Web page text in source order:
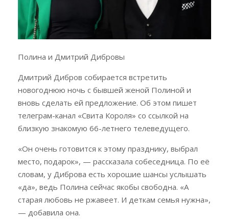
Полина и Дмитрий Дибровы
Дмитрий Дибров собирается встретить
новогоднюю ночь с бывшей женой Полиной и
вновь сделать ей предложение. Об этом пишет
телеграм-канал «Свита Короля» со ссылкой на
близкую знакомую 66-летнего телеведущего.
«Он очень готовится к этому празднику, выбрал
место, подарок», — рассказала собеседница. По её
словам, у Диброва есть хорошие шансы услышать
«да», ведь Полина сейчас якобы свободна. «А
старая любовь не ржавеет. И деткам семья нужна»,
— добавила она.